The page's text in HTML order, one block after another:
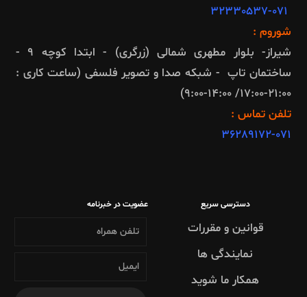
32330537-071
شوروم :
شیراز- بلوار مطهری شمالی (زرگری) - ابتدا کوچه 9 -
ساختمان تاپ - شبکه صدا و تصویر فلسفی (ساعت کاری :
21:00-17:00/ 14:00-9:00)
تلفن تماس :
36289172-071
دسترسی سریع
قوانین و مقررات
نمایندگی ها
همکار ما شوید
عضویت در خبرنامه